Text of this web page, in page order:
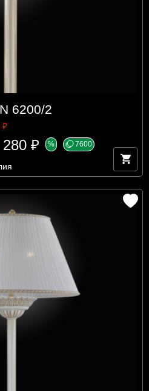
6200/2
₽
₽ % 7600